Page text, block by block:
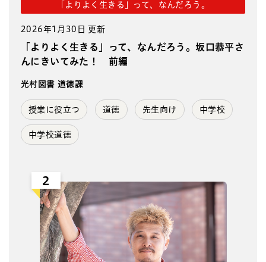
「よりよく生きる」って、なんだろう。
2026年1月30日 更新
「よりよく生きる」って、なんだろう。坂口恭平さ
んにきいてみた！ 前編
光村図書 道徳課
授業に役立つ 道徳 先生向け 中学校
中学校道徳
2